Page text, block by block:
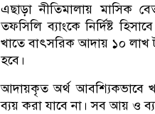
এছাড়া নীতিমালায় মাসিক
তফসিলি ব্যাংকে নির্দিষ্ট
খাতে বাৎসরিক আদায় ১০ লাখ
হবে।
আদায়কৃত অর্থ আবশ্যিকভাবে
ব্যয় করা যাবে না। সব আয় ও